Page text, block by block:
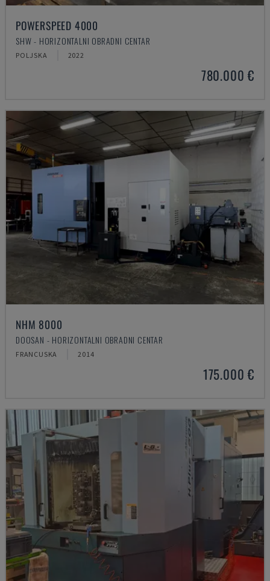
POWERSPEED 4000
SHW - HORIZONTALNI OBRADNI CENTAR
POLJSKA 2022
780.000 €
NHM 8000
DOOSAN - HORIZONTALNI OBRADNI CENTAR
FRANCUSKA 2014
175.000 €